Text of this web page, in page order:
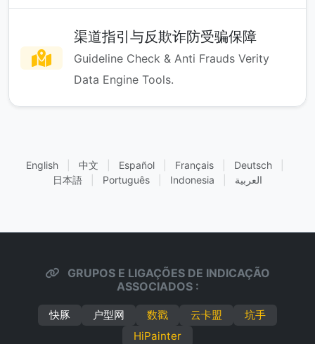
渠道指引与反欺诈防受骗保障
Guideline Check & Anti Frauds Verity
Data Engine Tools.
English 中文 Español Français Deutsch
日本語
Português Indonesia العربية
GRUPOS E LIGAÇÕES DE INDICAÇÃO
ASSOCIADOS :
快豚 户型网 数戳 云卡盟
坑手
HiPainter